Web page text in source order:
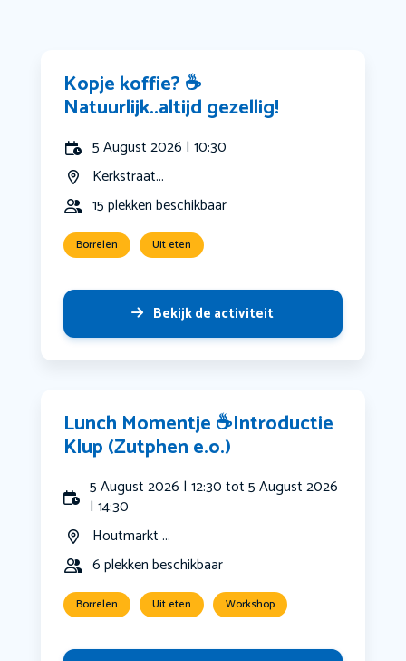
Kopje koffie? ☕️
Natuurlijk..altijd gezellig!
5 August 2026 | 10:30
Kerkstraat...
15 plekken beschikbaar
Borrelen Uit eten
Bekijk de activiteit
Lunch Momentje ☕️Introductie
Klup (Zutphen e.o.)
5 August 2026 | 12:30 tot 5 August 2026
| 14:30
Houtmarkt ...
6 plekken beschikbaar
Borrelen Uit eten Workshop